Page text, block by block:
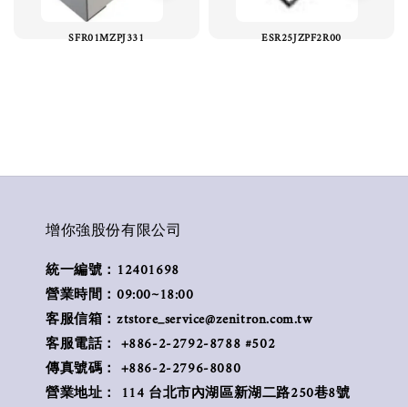
SFR01MZPJ331 ESR25JZPF2R00
增你強股份有限公司
統一編號：12401698
營業時間：09:00~18:00
客服信箱：ztstore_service@zenitron.com.tw
客服電話： +886-2-2792-8788 #502
傳真號碼： +886-2-2796-8080
營業地址： 114 台北市內湖區新湖二路250巷8號